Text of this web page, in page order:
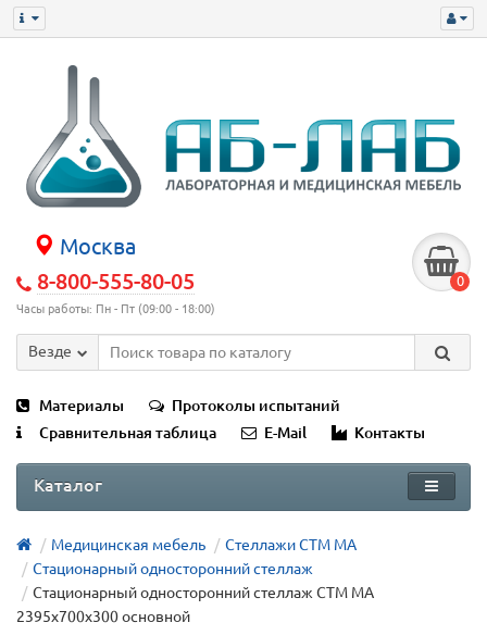
Москва
8-800-555-80-05
Часы работы: Пн - Пт (09:00 - 18:00)
0
Везде
Материалы
Протоколы испытаний
Сравнительная таблица
E-Mail Контакты
Каталог
Медицинская мебель
Стеллажи СТМ МА
Стационарный односторонний стеллаж
Стационарный односторонний стеллаж СТМ МА
2395х700х300 основной